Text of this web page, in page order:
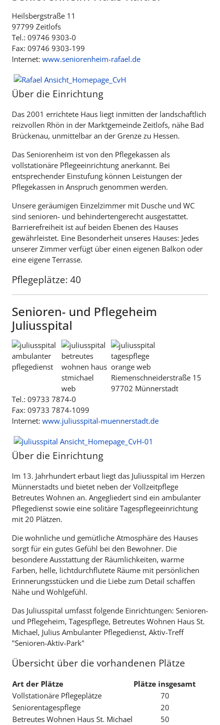
Heilsbergstraße 11
97799 Zeitlofs
Tel.: 09746 9303-0
Fax: 09746 9303-199
Internet: www.seniorenheim-rafael.de
Über die Einrichtung
Das 2001 errichtete Haus liegt inmitten der landschaftlich
reizvollen Rhön in der Marktgemeinde Zeitlofs, nähe Bad
Brückenau, unmittelbar an der Grenze zu Hessen.
Das Seniorenheim ist von den Pflegekassen als
vollstationäre Pflegeeinrichtung anerkannt. Bei
entsprechender Einstufung können Leistungen der
Pflegekassen in Anspruch genommen werden.
Unsere geräumigen Einzelzimmer mit Dusche und WC
sind senioren- und behindertengerecht ausgestattet.
Barrierefreiheit ist auf beiden Ebenen des Hauses
gewährleistet. Eine Besonderheit unseres Hauses: Jedes
unserer Zimmer verfügt über einen eigenen Balkon oder
eine eigene Terrasse.
Pflegeplätze: 40
Senioren- und Pflegeheim
Juliusspital
Riemenschneiderstraße 15
97702 Münnerstadt
Tel.: 09733 7874-0
Fax: 09733 7874-1099
Internet: www.juliusspital-muennerstadt.de
Über die Einrichtung
Im 13. Jahrhundert erbaut liegt das Juliusspital im Herzen
Münnerstadts und bietet neben der Vollzeitpflege
Betreutes Wohnen an. Angegliedert sind ein ambulanter
Pflegedienst sowie eine solitäre Tagespflegeeinrichtung
mit 20 Plätzen.
Die wohnliche und gemütliche Atmosphäre des Hauses
sorgt für ein gutes Gefühl bei den Bewohner. Die
besondere Ausstattung der Räumlichkeiten, warme
Farben, helle, lichtdurchflutete Räume mit persönlichen
Erinnerungsstücken und die Liebe zum Detail schaffen
Nähe und Wohlgefühl.
Das Juliusspital umfasst folgende Einrichtungen: Senioren-
und Pflegeheim, Tagespflege, Betreutes Wohnen Haus St.
Michael, Julius Ambulanter Pflegedienst, Aktiv-Treff
"Senioren-Aktiv-Park"
Übersicht über die vorhandenen Plätze
Art der Plätze
Plätze insgesamt
Vollstationäre Pflegeplätze
70
Seniorentagespflege
20
Betreutes Wohnen Haus St. Michael
50